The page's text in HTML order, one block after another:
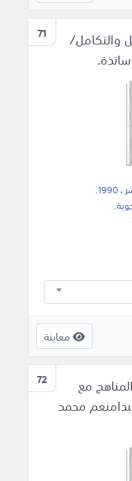
71
والتكامل/
،1990
.
.
معاينة
72
مع
محمد